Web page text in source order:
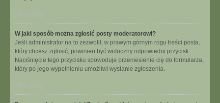
Na górę
W jaki sposób można zgłosić posty moderatorowi?
Jeśli administrator na to zezwolił, w prawym górnym rogu treści posta,
który chcesz zgłosić, powinien być widoczny odpowiedni przycisk.
Naciśnięcie tego przycisku spowoduje przeniesienie cię do formularza,
który po jego wypełnieniu umożliwi wysłanie zgłoszenia.
Na górę